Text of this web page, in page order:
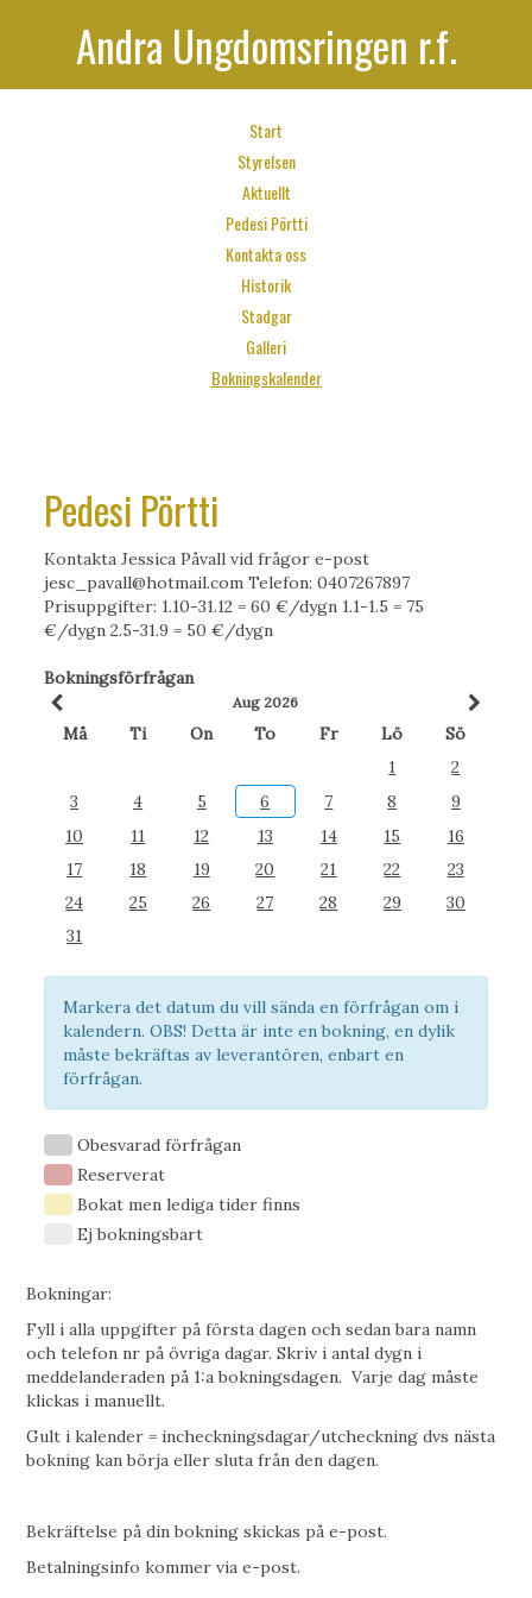
Andra Ungdomsringen r.f.
Start
Styrelsen
Aktuellt
Pedesi Pörtti
Kontakta oss
Historik
Stadgar
Galleri
Bokningskalender
Pedesi Pörtti
Kontakta Jessica Påvall vid frågor e-post
jesc_pavall@hotmail.com Telefon: 0407267897
Prisuppgifter: 1.10-31.12 = 60 €/dygn 1.1-1.5 = 75
€/dygn 2.5-31.9 = 50 €/dygn
Bokningsförfrågan
Aug 2026
Må Ti On To Fr Lö
Sö
1
2
3
4 5 6 7 8
9
10
11 12 13 14 15
16
17
18 19 20 21 22
23
24
25 26 27 28 29
30
31
Markera det datum du vill sända en förfrågan om i
kalendern. OBS! Detta är inte en bokning, en dylik
måste bekräftas av leverantören, enbart en
förfrågan.
Obesvarad förfrågan
Reserverat
Bokat men lediga tider finns
Ej bokningsbart
Bokningar:
Fyll i alla uppgifter på första dagen och sedan bara namn
och telefon nr på övriga dagar. Skriv i antal dygn i
meddelanderaden på 1:a bokningsdagen. Varje dag måste
klickas i manuellt.
Gult i kalender = incheckningsdagar/utcheckning dvs nästa
bokning kan börja eller sluta från den dagen.
Bekräftelse på din bokning skickas på e-post.
Betalningsinfo kommer via e-post.